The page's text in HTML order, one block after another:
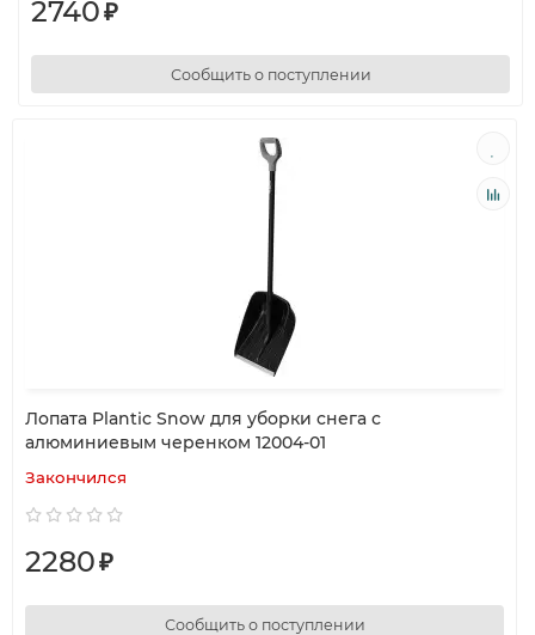
2740₽
Сообщить о поступлении
Лопата Plantic Snow для уборки снега с
алюминиевым черенком 12004-01
Закончился
2280₽
Сообщить о поступлении